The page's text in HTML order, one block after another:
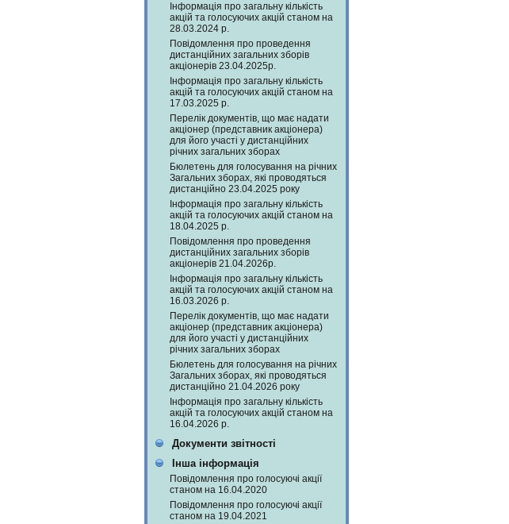
Інформація про загальну кількість
акцій та голосуючих акцій станом на
28.03.2024 р.
Повідомлення про проведення
дистанційних загальних зборів
акціонерів 23.04.2025р.
Інформація про загальну кількість
акцій та голосуючих акцій станом на
17.03.2025 р.
Перелік документів, що має надати
акціонер (представник акціонера)
для його участі у дистанційних
річних загальних зборах
Бюлетень для голосування на річних
Загальних зборах, які проводяться
дистанційно 23.04.2025 року
Інформація про загальну кількість
акцій та голосуючих акцій станом на
18.04.2025 р.
Повідомлення про проведення
дистанційних загальних зборів
акціонерів 21.04.2026р.
Інформація про загальну кількість
акцій та голосуючих акцій станом на
16.03.2026 р.
Перелік документів, що має надати
акціонер (представник акціонера)
для його участі у дистанційних
річних загальних зборах
Бюлетень для голосування на річних
Загальних зборах, які проводяться
дистанційно 21.04.2026 року
Інформація про загальну кількість
акцій та голосуючих акцій станом на
16.04.2026 р.
Документи звітності
Інша інформація
Повідомлення про голосуючі акції
станом на 16.04.2020
Повідомлення про голосуючі акції
станом на 19.04.2021